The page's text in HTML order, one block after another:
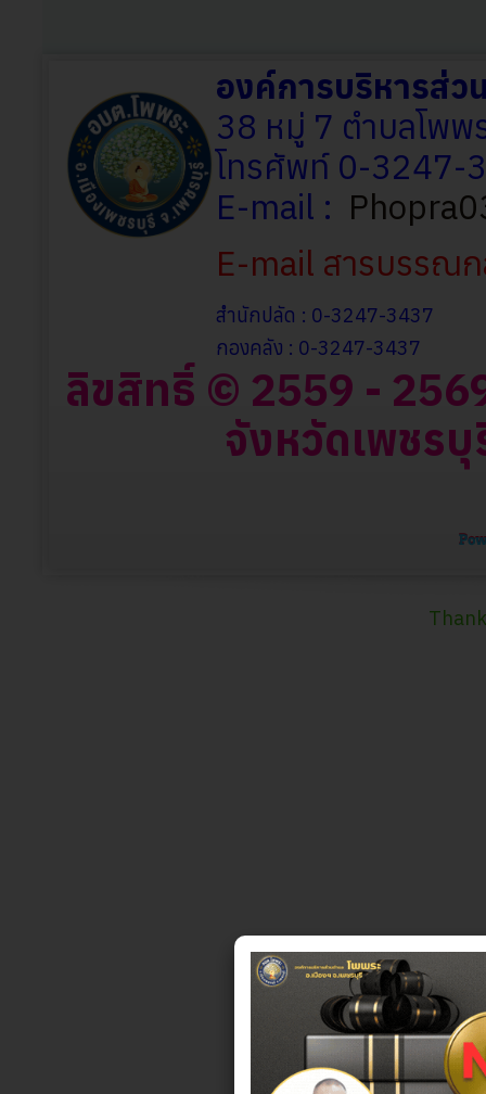
องค์การบริหารส่ว
38 หมู่ 7 ตำบลโพพ
โทรศัพท์ 0-3247-
E-mail :
E-mail สารบรรณ
สำนักปลัด : 0-3247-3437
กองคลัง : 0-3247-3437
ลิขสิทธิ์ © 2559 -
จังหวัดเพชร